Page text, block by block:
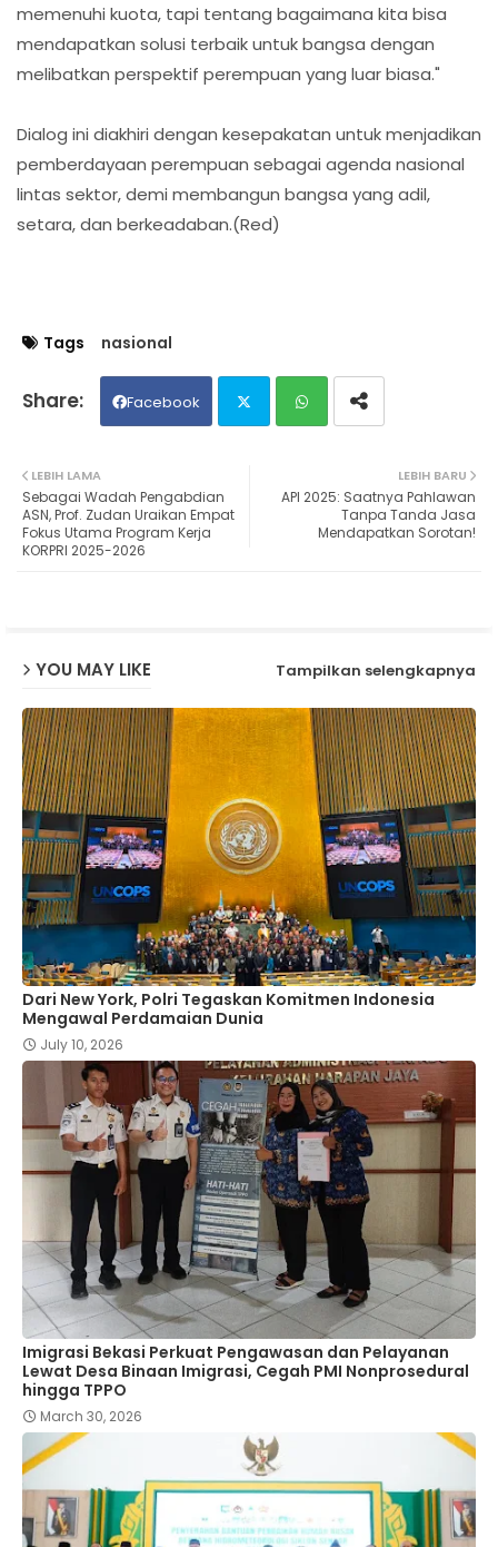
memenuhi kuota, tapi tentang bagaimana kita bisa
mendapatkan solusi terbaik untuk bangsa dengan
melibatkan perspektif perempuan yang luar biasa."
Dialog ini diakhiri dengan kesepakatan untuk menjadikan
pemberdayaan perempuan sebagai agenda nasional
lintas sektor, demi membangun bangsa yang adil,
setara, dan berkeadaban.(Red)
Tags nasional
Facebook
ats
LEBIH BARU
API 2025: Saatnya Pahlawan
Tanpa Tanda Jasa
Mendapatkan Sorotan!
LEBIH LAMA
Sebagai Wadah Pengabdian
ASN, Prof. Zudan Uraikan Empat
Fokus Utama Program Kerja
KORPRI 2025-2026
YOU MAY LIKE Tampilkan selengkapnya
Dari New York, Polri Tegaskan Komitmen Indonesia
Mengawal Perdamaian Dunia
July 10, 2026
Imigrasi Bekasi Perkuat Pengawasan dan Pelayanan
Lewat Desa Binaan Imigrasi, Cegah PMI Nonprosedural
hingga TPPO
March 30, 2026